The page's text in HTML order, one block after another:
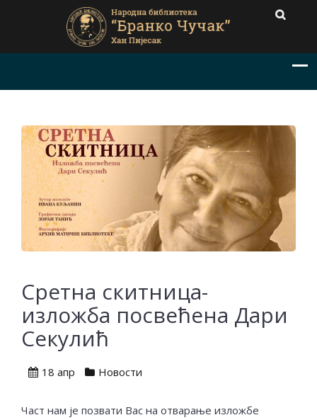
Сретна скитница-
изложба посвећена Дари
Секулић
18 апр Новости
Част нам је позвати Вас на отварање изложбе